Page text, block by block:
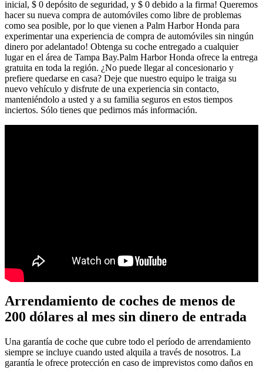
inicial, $ 0 depósito de seguridad, y $ 0 debido a la firma! Queremos
hacer su nueva compra de automóviles como libre de problemas
como sea posible, por lo que vienen a Palm Harbor Honda para
experimentar una experiencia de compra de automóviles sin ningún
dinero por adelantado! Obtenga su coche entregado a cualquier
lugar en el área de Tampa Bay.Palm Harbor Honda ofrece la entrega
gratuita en toda la región. ¿No puede llegar al concesionario y
prefiere quedarse en casa? Deje que nuestro equipo le traiga su
nuevo vehículo y disfrute de una experiencia sin contacto,
manteniéndolo a usted y a su familia seguros en estos tiempos
inciertos. Sólo tienes que pedirnos más información.
Arrendamiento de coches de menos de
200 dólares al mes sin dinero de entrada
Una garantía de coche que cubre todo el período de arrendamiento
siempre se incluye cuando usted alquila a través de nosotros. La
garantía le ofrece protección en caso de imprevistos como daños en